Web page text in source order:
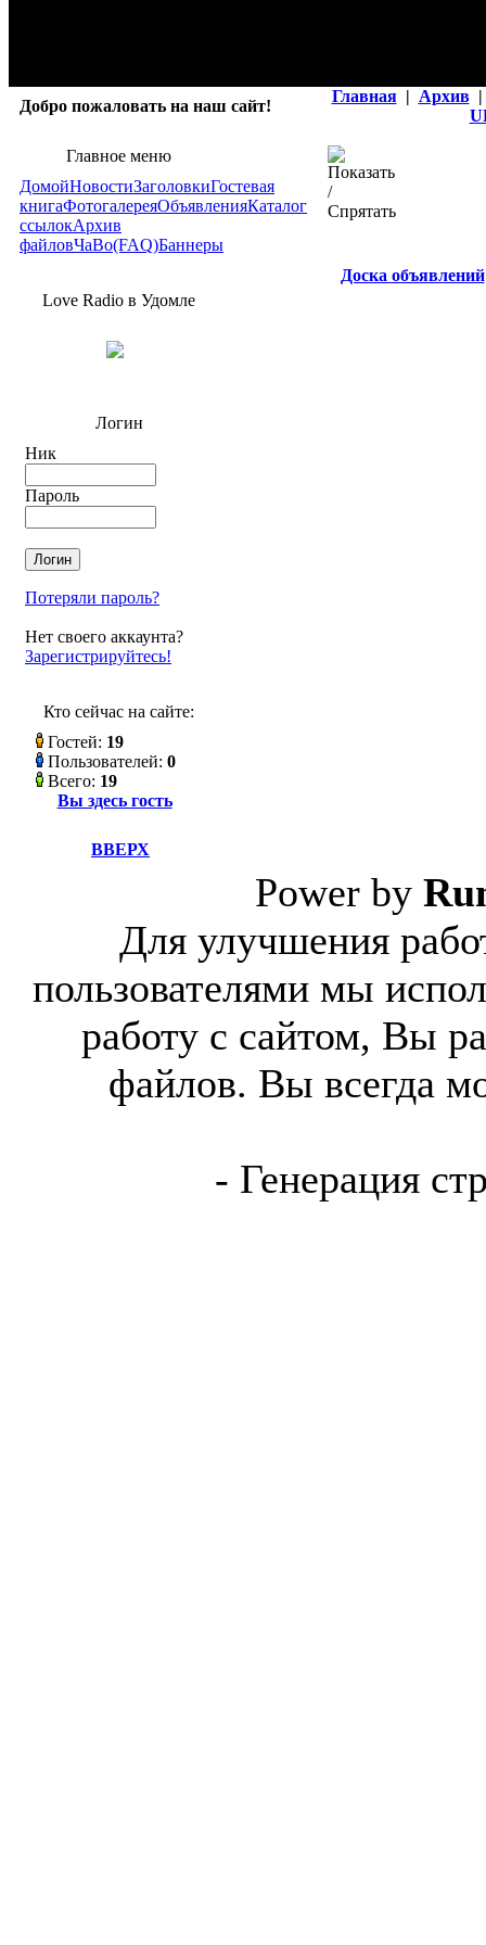
Добро пожаловать на наш сайт!
Главная | Архив |
Главное меню
ДомойНовостиЗаголовкиГостевая
книгаФотогалереяОбъявленияКаталог
ссылокАрхив
файловЧаВо(FAQ)Баннеры
Love Radio в Удомле
Логин
Ник
Пароль
Потеряли пароль?
Нет своего аккаунта?
Зарегистрируйтесь!
Кто сейчас на сайте:
Гостей: 19
Пользователей: 0
Всего: 19
Вы здесь гость
Доска объявлений
ВВЕРХ
Power by
Для улучшения
пользователями мы
работу с сайтом, Вы
файлов. Вы всегда
- Генерация